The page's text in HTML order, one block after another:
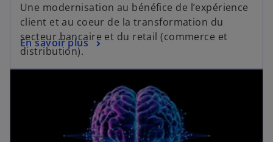
Une modernisation au bénéfice de l’expérience
client et au coeur de la transformation du
secteur bancaire et du retail (commerce et
distribution).
En savoir plus